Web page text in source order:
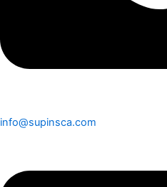
info@supinsca.com